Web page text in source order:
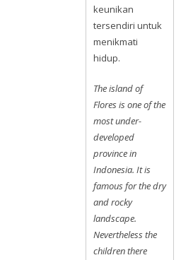
keunikan
tersendiri untuk
menikmati
hidup.
The island of
Flores is one of the
most under-
developed
province in
Indonesia. It is
famous for the dry
and rocky
landscape.
Nevertheless the
children there